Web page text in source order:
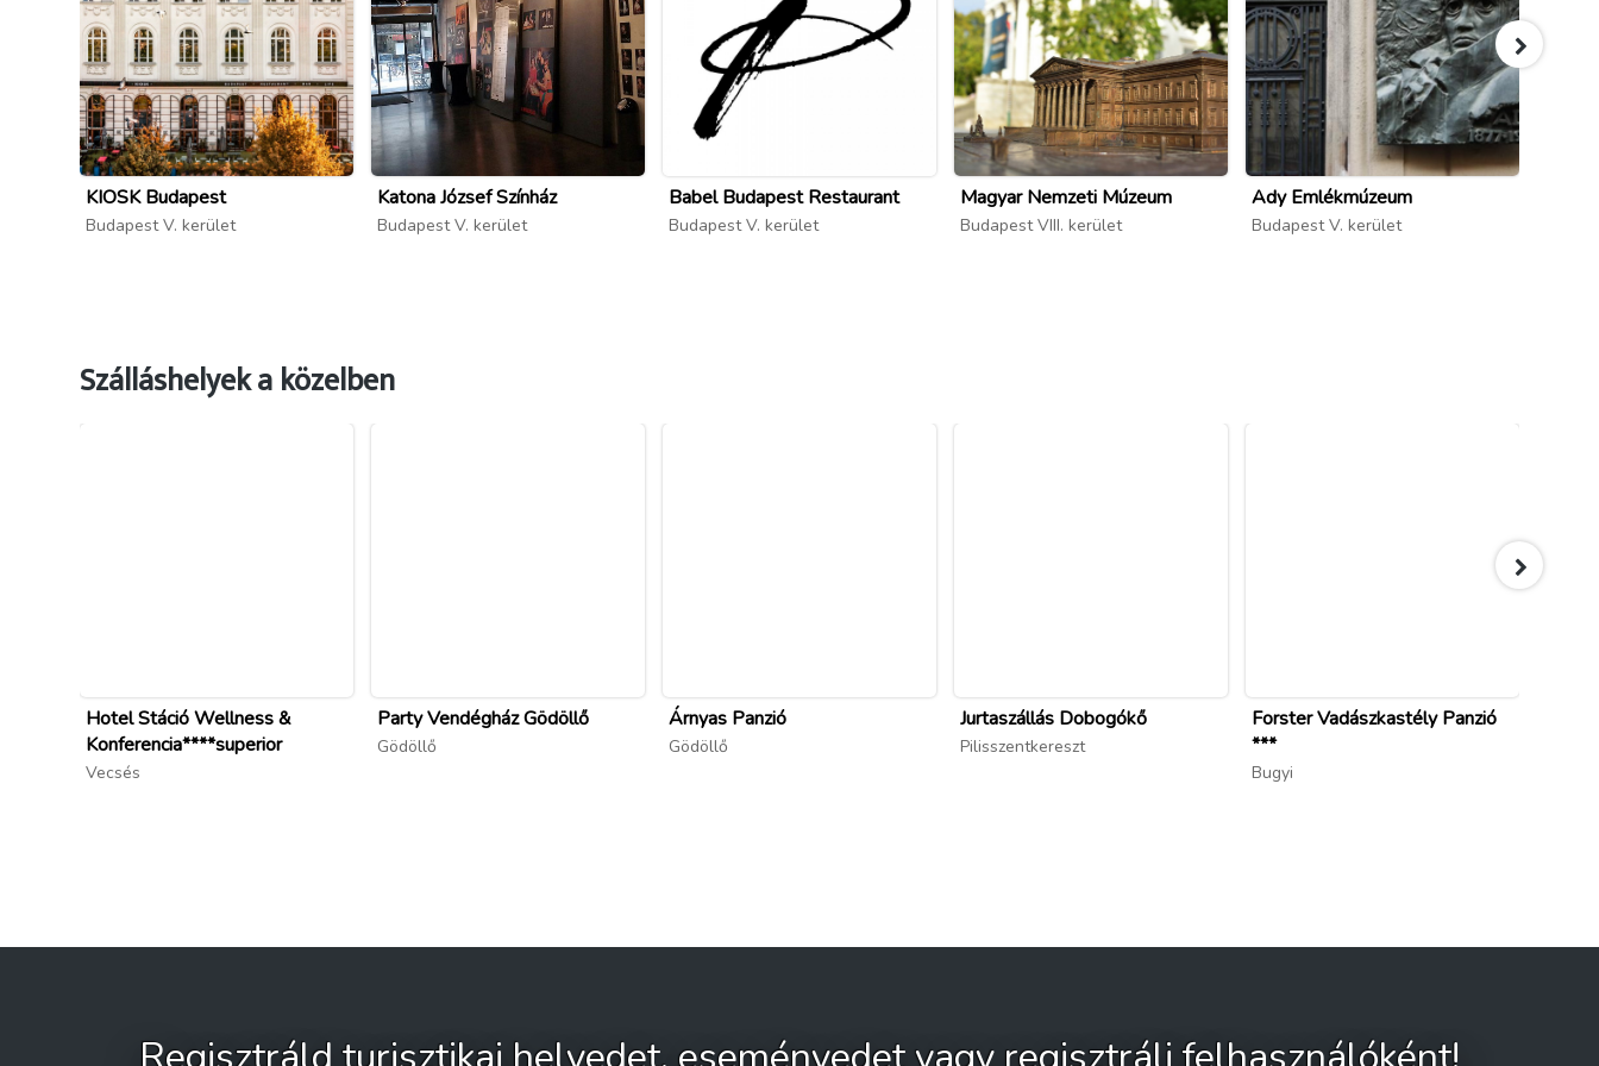
KIOSK Budapest
Budapest V. kerület
Katona József Színház
Budapest V. kerület
Babel Budapest Restaurant
Budapest V. kerület
Magyar Nemzeti Múzeum
Budapest VIII. kerület
Ady Emlékmúzeum
Budapest V. kerület
Szálláshelyek a közelben
Hotel Stáció Wellness &
Konferencia****superior
Vecsés
Party Vendégház Gödöllő
Gödöllő
Árnyas Panzió
Gödöllő
Jurtaszállás Dobogókő
Pilisszentkereszt
Forster Vadászkastély Panzió
***
Bugyi